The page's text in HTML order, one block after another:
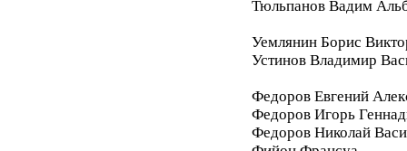
Тюльпанов Вадим
Уемлянин Борис
Устинов Владимир
Федоров Евгений
Федоров Игорь
Федоров Николай